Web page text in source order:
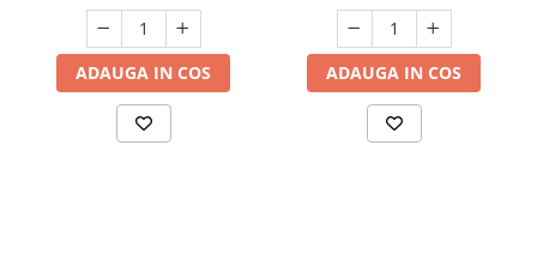
ADAUGA IN COS ADAUGA IN COS